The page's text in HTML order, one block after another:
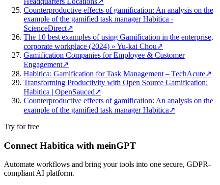
Counterproductive effects of gamification: An analysis on the
example of the gamified task manager Habitica -
ScienceDirect↗
The 10 best examples of using Gamification in the enterprise,
corporate workplace (2024) » Yu-kai Chou↗
Gamification Companies for Employee & Customer
Engagement↗
Habitica: Gamification for Task Management – TechAcute↗
Transforming Productivity with Open Source Gamification:
Habitica | OpenSauced↗
Counterproductive effects of gamification: An analysis on the
example of the gamified task manager Habitica↗
Try for free
Connect Habitica with meinGPT
Automate workflows and bring your tools into one secure, GDPR-
compliant AI platform.